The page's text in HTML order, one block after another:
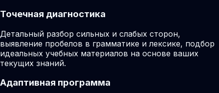
Точечная диагностика
Детальный разбор сильных и слабых сторон,
выявление пробелов в грамматике и лексике, подбор
идеальных учебных материалов на основе ваших
текущих знаний.
Адаптивная программа